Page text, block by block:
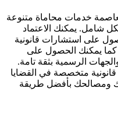
خدمات محاماة متنوعة
شامل. يمكنك الاعتماد
على استشارات قانونية
يمكنك الحصول على
الرسمية بثقة تامة.
قانونية متخصصة في القضايا
ومصالحك بأفضل طريقة